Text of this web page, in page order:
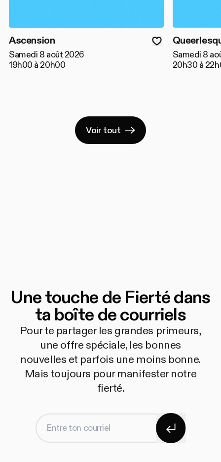
Ascension
Samedi 8 août 2026
19h00 à 20h00
Samedi 8
20h30 à
Voir tout
Une touche de Fierté dans
ta boîte de courriels
Pour te partager les grandes primeurs,
une offre spéciale, les bonnes
nouvelles et parfois une moins bonne.
Mais toujours pour manifester notre
fierté.
Entre ton courriel S'abonner